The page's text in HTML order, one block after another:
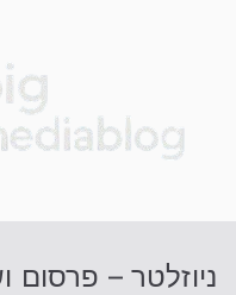
ניוזלטר – פרסום